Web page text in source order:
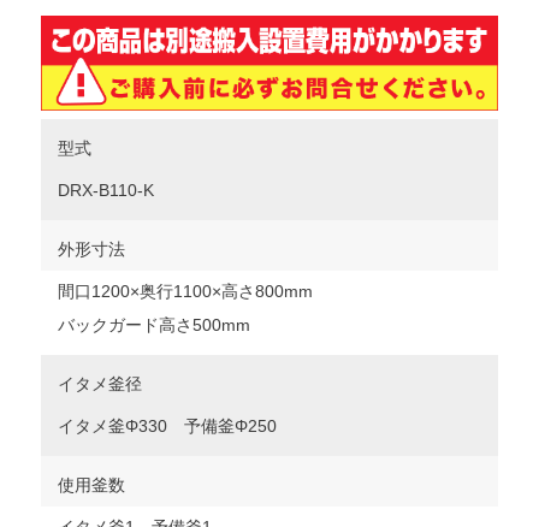
型式
DRX-B110-K
外形寸法
間口1200×奥行1100×高さ800mm
バックガード高さ500mm
イタメ釜径
イタメ釜Φ330 予備釜Φ250
使用釜数